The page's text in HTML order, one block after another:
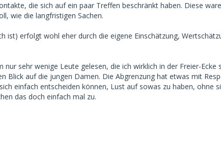
die sich auf ein paar Treffen beschränkt haben. Diese
wie die langfristigen Sachen.
ist) erfolgt wohl eher durch die eigene Einschätzung,
sehr wenige Leute gelesen, die ich wirklich in der Freier-Ecke
Blick auf die jungen Damen. Die Abgrenzung hat etwas mit
einfach entscheiden können, Lust auf sowas zu haben, ohne
das doch einfach mal zu.